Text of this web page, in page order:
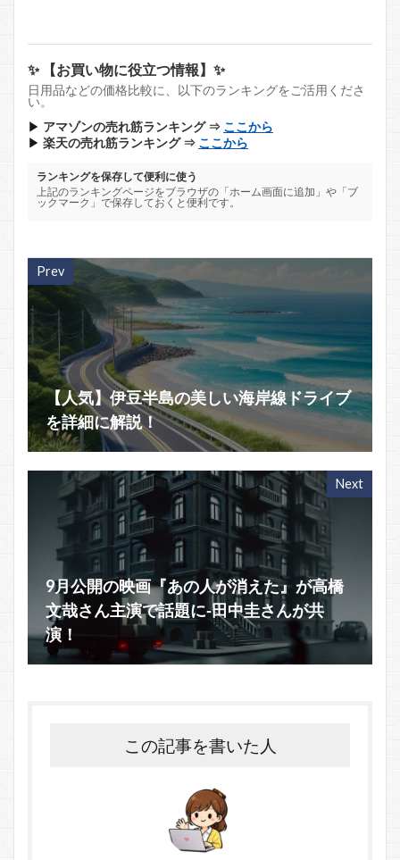
✨ 【お買い物に役立つ情報】✨
日用品などの価格比較に、以下のランキングをご活用くださ
い。
▶ アマゾンの売れ筋ランキング ⇒ ここから
▶ 楽天の売れ筋ランキング ⇒ ここから
ランキングを保存して便利に使う
上記のランキングページをブラウザの「ホーム画面に追加」や「ブ
ックマーク」で保存しておくと便利です。
Prev
【人気】伊豆半島の美しい海岸線ドライブ
を詳細に解説！
Next
9月公開の映画『あの人が消えた』が高橋
文哉さん主演で話題に‐田中圭さんが共
演！
この記事を書いた人